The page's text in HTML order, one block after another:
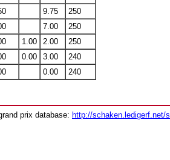
9.75
250
7.00
250
1.00 2.00
250
0.00 3.00
240
0.00 240
prix database: http://schaken.ledigerf.net/